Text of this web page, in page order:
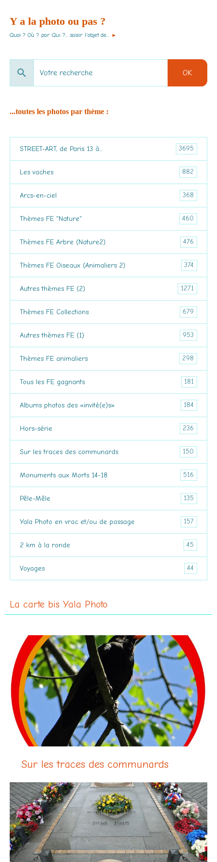
Y a la photo ou pas ?
Quoi ? Où ? par Qui ?... saisir l'objet de... ►
OK
...toutes les photos par thème :
STREET-ART, de Paris 13 à... 3695
Les vaches 882
Arcs-en-ciel 368
Thèmes FE "Nature" 460
Thèmes FE Arbre (Nature2) 476
Thèmes FE Oiseaux (Animaliers 2) 374
Autres thèmes FE (2) 1271
Thèmes FE Collections 679
Autres thèmes FE (1) 953
Thèmes FE animaliers 298
Tous les FE gagnants 181
Albums photos des «invité(e)s» 184
Hors-série 236
Sur les traces des communards 150
Monuments aux Morts 14-18 516
Pêle-Mêle 135
Yala Photo en vrac et/ou de passage 157
2 km à la ronde 45
Voyages 44
La carte bis Yala Photo
Sur les traces des communards